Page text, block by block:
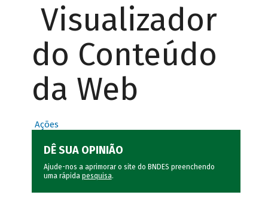
Visualizador
do Conteúdo
da Web
Ações
DÊ SUA OPINIÃO
Ajude-nos a aprimorar o site do BNDES preenchendo
uma rápida pesquisa.